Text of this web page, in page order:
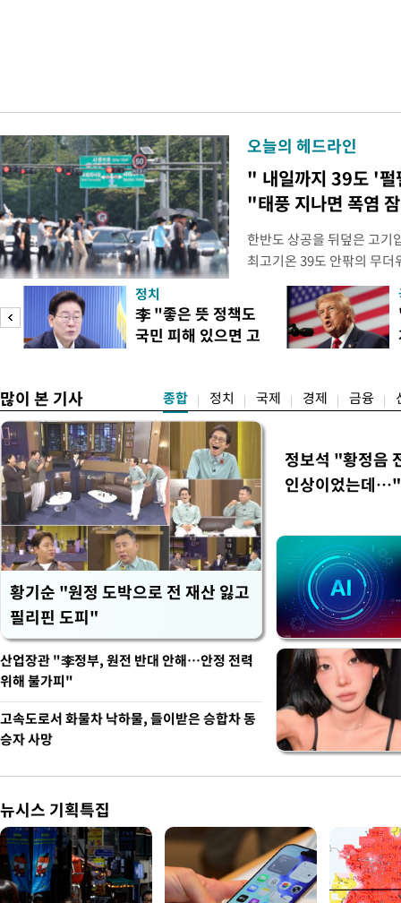
오늘의 헤드라인
" 내일까지 39도 '펄
"태풍 지나면 폭염
한반도 상공을 뒤덮은 고기
최고기온 39도 안팎의 무
'돌핀'이 지나며 기압계가
으로 주춤할 것으로 기상청
정례 브리핑을 열고 이같이
관은 "상층까지 잘 연결된
정치
李 "좋은 뜻 정책도
국민 피해 있으면 고
많이 본 기사 종합 정치 국제 경제 금융
황기순 "원정 도박으로 전 재산 잃고
필리핀 도피"
정보석 "황정음
인상이었는데…"
산업장관 "李정부, 원전 반대 안해…안정 전력
위해 불가피"
고속도로서 화물차 낙하물, 들이받은 승합차 동
승자 사망
뉴시스 기획특집